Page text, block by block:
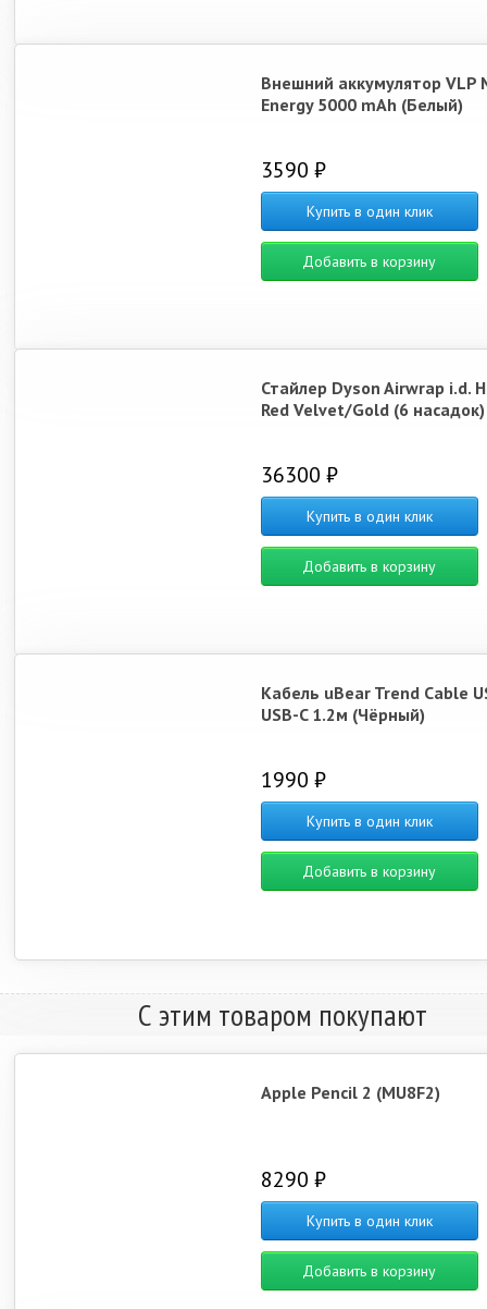
Внешний аккумулятор VLP
Energy 5000 mAh (Белый)
3590 ₽
Купить в один клик
Добавить в корзину
Стайлер Dyson Airwrap i.d.
Red Velvet/Gold (6 насадок)
36300 ₽
Купить в один клик
Добавить в корзину
Кабель uBear Trend Cable
USB-C 1.2м (Чёрный)
1990 ₽
Купить в один клик
Добавить в корзину
С этим товаром покупают
Apple Pencil 2 (MU8F2)
8290 ₽
Купить в один клик
Добавить в корзину